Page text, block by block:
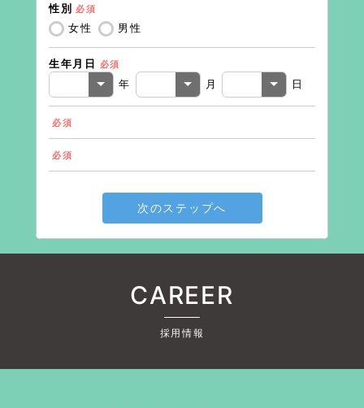
性別 必須
女性 男性
生年月日 必須
年 月 日
必須
必須
次のステップへ
CAREER
採用情報